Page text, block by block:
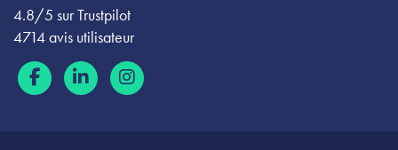
4.8/5 sur Trustpilot
4714 avis utilisateur